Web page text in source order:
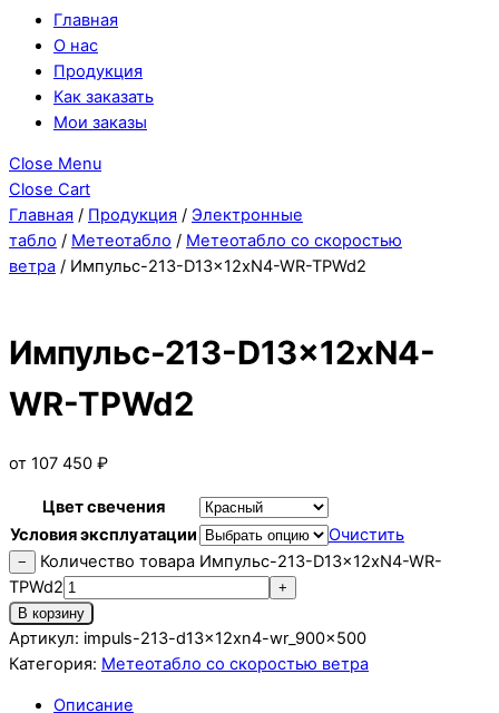
Главная
О нас
Продукция
Как заказать
Мои заказы
Close Menu
Close Cart
Главная / Продукция / Электронные
табло / Метеотабло / Метеотабло со скоростью
ветра / Импульс-213-D13x12xN4-WR-TPWd2
Импульс-213-D13x12xN4-
WR-TPWd2
от 107 450 ₽
Цвет свечения
Условия эксплуатации
Очистить
−
Количество товара Импульс-213-D13x12xN4-WR-
TPWd2
+
В корзину
Артикул: impuls-213-d13x12xn4-wr_900x500
Категория: Метеотабло со скоростью ветра
Описание